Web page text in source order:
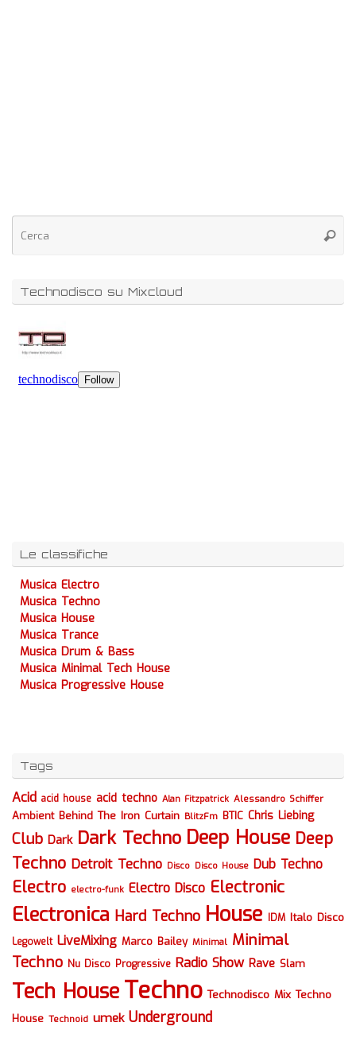
Technodisco su Mixcloud
Le classifiche
Musica Electro
Musica Techno
Musica House
Musica Trance
Musica Drum & Bass
Musica Minimal Tech House
Musica Progressive House
Tags
Acid acid house acid techno Alan Fitzpatrick Alessandro Schiffer
Ambient Behind The Iron Curtain BlitzFm BTIC Chris Liebing
Club Dark Dark Techno Deep House Deep
Techno Detroit Techno Disco Disco House Dub Techno
Electro electro-funk Electro Disco Electronic
Electronica Hard Techno House IDM Italo Disco
Legowelt LiveMixing Marco Bailey Minimal Minimal
Techno Nu Disco Progressive Radio Show Rave Slam
Tech House Techno Technodisco Mix Techno
House Technoid umek Underground